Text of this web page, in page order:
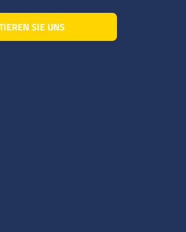
SIE UNS